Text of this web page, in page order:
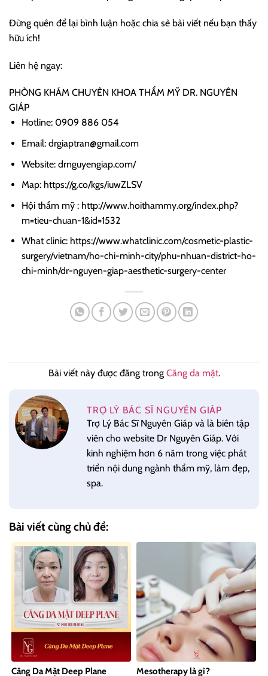
Đừng quên để lại bình luận hoặc chia sẻ bài viết nếu bạn thấy
hữu ích!
Liên hệ ngay:
PHÒNG KHÁM CHUYÊN KHOA THẨM MỸ DR. NGUYÊN
GIÁP
Hotline: 0909 886 054
Email: drgiaptran@gmail.com
Website: drnguyengiap.com/
Map: https://g.co/kgs/iuwZLSV
Hội thẩm mỹ : http://www.hoithammy.org/index.php?
m=tieu-chuan-1&id=1532
What clinic: https://www.whatclinic.com/cosmetic-plastic-
surgery/vietnam/ho-chi-minh-city/phu-nhuan-district-ho-
chi-minh/dr-nguyen-giap-aesthetic-surgery-center
Bài viết này được đăng trong Căng da mặt.
TRỢ LÝ BÁC SĨ NGUYÊN GIÁP
Trợ Lý Bác Sĩ Nguyên Giáp và là biên tập
viên cho website Dr Nguyên Giáp. Với
kinh nghiệm hơn 6 năm trong việc phát
triển nội dung ngành thẩm mỹ, làm đẹp,
spa.
Bài viết cùng chủ đề:
Căng Da Mặt Deep Plane Mesotherapy là gì?